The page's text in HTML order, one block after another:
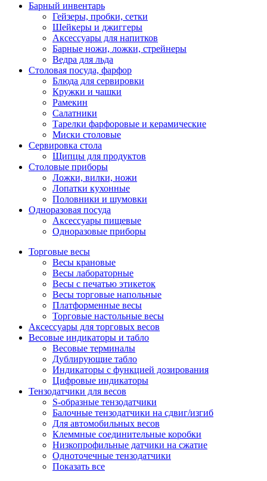
Барный инвентарь
Гейзеры, пробки, сетки
Шейкеры и джиггеры
Аксессуары для напитков
Барные ножи, ложки, стрейнеры
Ведра для льда
Столовая посуда, фарфор
Блюда для сервировки
Кружки и чашки
Рамекин
Салатники
Тарелки фарфоровые и керамические
Миски столовые
Сервировка стола
Щипцы для продуктов
Столовые приборы
Ложки, вилки, ножи
Лопатки кухонные
Половники и шумовки
Одноразовая посуда
Аксессуары пищевые
Одноразовые приборы
Торговые весы
Весы крановые
Весы лабораторные
Весы с печатью этикеток
Весы торговые напольные
Платформенные весы
Торговые настольные весы
Аксессуары для торговых весов
Весовые индикаторы и табло
Весовые терминалы
Дублирующие табло
Индикаторы с функцией дозирования
Цифровые индикаторы
Тензодатчики для весов
S-образные тензодатчики
Балочные тензодатчики на сдвиг/изгиб
Для автомобильных весов
Клеммные соединительные коробки
Низкопрофильные датчики на сжатие
Одноточечные тензодатчики
Показать все